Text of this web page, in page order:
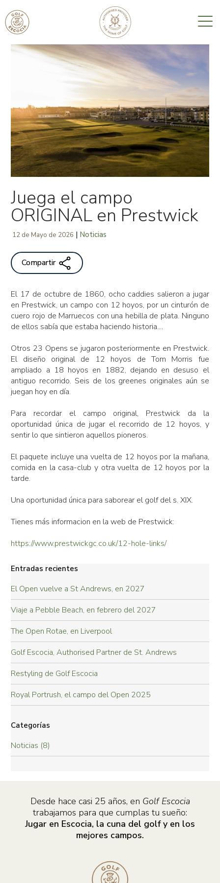
Juega el campo
ORIGINAL en Prestwick
12 de Mayo de 2026 | Noticias
Compartir
El 17 de octubre de 1860, ocho caddies salieron a jugar
en Prestwick, un campo con 12 hoyos, por un cinturón de
cuero rojo de Marruecos con una hebilla de plata. Ninguno
de ellos sabía que estaba haciendo historia....
Otros 23 Opens se jugaron posteriormente en Prestwick.
El diseño original de 12 hoyos de Tom Morris fue
ampliado a 18 hoyos en 1882, dejando en desuso el
antiguo recorrido. Seis de los greenes originales aún se
juegan hoy en día.
Para recordar el campo original, Prestwick da la
oportunidad única de jugar el recorrido de 12 hoyos, y
sentir lo que sintieron aquellos pioneros.
El paquete incluye una vuelta de 12 hoyos por la mañana,
comida en la casa-club y otra vuelta de 12 hoyos por la
tarde.
Una oportunidad única para saborear el golf del s. XIX.
Tienes más informacion en la web de Prestwick:
https://www.prestwickgc.co.uk/12-hole-links/
Entradas recientes
El Open vuelve a St Andrews, en 2027
Viaje a Pebble Beach, en febrero del 2027
The Open Rotae, en Liverpool
Golf Escocia, Authorised Partner de St. Andrews
Restyling de Golf Escocia
Royal Portrush, el campo del Open 2025
Categorías
Noticias (8)
Desde hace casi 25 años, en Golf Escocia
trabajamos para que cumplas tu sueño:
Jugar en Escocia, la cuna del golf y en los
mejores campos.